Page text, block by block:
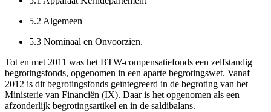
5.2 Algemeen
5.3 Nominaal en Onvoorzien.
Tot en met 2011 was het BTW-compensatiefonds een zelfstandig
begrotingsfonds, opgenomen in een aparte begrotingswet. Vanaf
2012 is dit begrotingsfonds geïntegreerd in de begroting van het
Ministerie van Financiën (IX). Daar is het opgenomen als een
afzonderlijk begrotingsartikel en in de saldibalans.